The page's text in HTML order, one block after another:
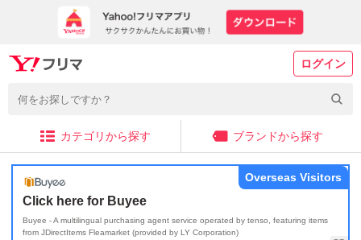
ログイン
カテゴリから探す ブランドから探す
Click here for Buyee
Buyee - A multilingual purchasing agent service operated by tenso, featuring items
from JDirectItems Fleamarket (provided by LY Corporation)
Overseas Visitors